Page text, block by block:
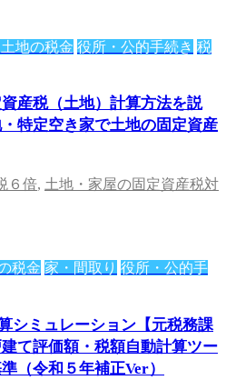
地の税金 役所・公的手続き 税
産税（土地）計算方法を説
特定空き家で土地の固定資産
６倍, 土地・家屋の固定資産税対
税金 家・間取り 役所・公的手
シミュレーション【元税務課
て評価額・税額自動計算ツー
（令和５年補正Ver）